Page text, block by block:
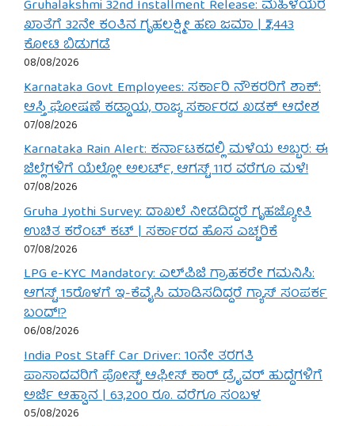
Gruhalakshmi 32nd Installment Release: ಮಹಿಳೆಯರ
ಖಾತೆಗೆ 32ನೇ ಕಂತಿನ ಗೃಹಲಕ್ಷ್ಮೀ ಹಣ ಜಮಾ | ₹2,443
ಕೋಟಿ ಬಿಡುಗಡೆ
08/08/2026
Karnataka Govt Employees: ಸರ್ಕಾರಿ ನೌಕರರಿಗೆ ಶಾಕ್:
ಆಸ್ತಿ ಘೋಷಣೆ ಕಡ್ಡಾಯ, ರಾಜ್ಯ ಸರ್ಕಾರದ ಖಡಕ್ ಆದೇಶ
07/08/2026
Karnataka Rain Alert: ಕರ್ನಾಟಕದಲ್ಲಿ ಮಳೆಯ ಅಬ್ಬರ: ಈ
ಜಿಲ್ಲೆಗಳಿಗೆ ಯೆಲ್ಲೋ ಅಲರ್ಟ್, ಆಗಸ್ಟ್ 11ರ ವರೆಗೂ ಮಳೆ!
07/08/2026
Gruha Jyothi Survey: ದಾಖಲೆ ನೀಡದಿದ್ದರೆ ಗೃಹಜ್ಯೋತಿ
ಉಚಿತ ಕರೆಂಟ್ ಕಟ್ | ಸರ್ಕಾರದ ಹೊಸ ಎಚ್ಚರಿಕೆ
07/08/2026
LPG e-KYC Mandatory: ಎಲ್‌ಪಿಜಿ ಗ್ರಾಹಕರೇ ಗಮನಿಸಿ:
ಆಗಸ್ಟ್ 15ರೊಳಗೆ ಇ-ಕೆವೈಸಿ ಮಾಡಿಸದಿದ್ದರೆ ಗ್ಯಾಸ್ ಸಂಪರ್ಕ
ಬಂದ್!?
06/08/2026
India Post Staff Car Driver: 10ನೇ ತರಗತಿ
ಪಾಸಾದವರಿಗೆ ಪೋಸ್ಟ್ ಆಫೀಸ್ ಕಾರ್ ಡ್ರೈವರ್ ಹುದ್ದೆಗಳಿಗೆ
ಅರ್ಜಿ ಆಹ್ವಾನ | 63,200 ರೂ. ವರೆಗೂ ಸಂಬಳ
05/08/2026